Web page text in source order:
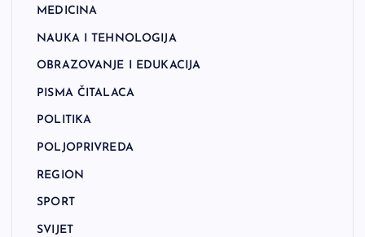
MEDICINA
NAUKA I TEHNOLOGIJA
OBRAZOVANJE I EDUKACIJA
PISMA ČITALACA
POLITIKA
POLJOPRIVREDA
REGION
SPORT
SVIJET